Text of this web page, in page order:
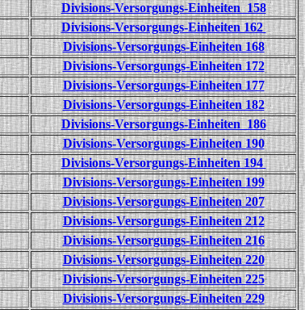
Divisions-Versorgungs-Einheiten 158
Divisions-Versorgungs-Einheiten 162
Divisions-Versorgungs-Einheiten 168
Divisions-Versorgungs-Einheiten 172
Divisions-Versorgungs-Einheiten 177
Divisions-Versorgungs-Einheiten 182
Divisions-Versorgungs-Einheiten 186
Divisions-Versorgungs-Einheiten 190
Divisions-Versorgungs-Einheiten 194
Divisions-Versorgungs-Einheiten 199
Divisions-Versorgungs-Einheiten 207
Divisions-Versorgungs-Einheiten 212
Divisions-Versorgungs-Einheiten 216
Divisions-Versorgungs-Einheiten 220
Divisions-Versorgungs-Einheiten 225
Divisions-Versorgungs-Einheiten 229